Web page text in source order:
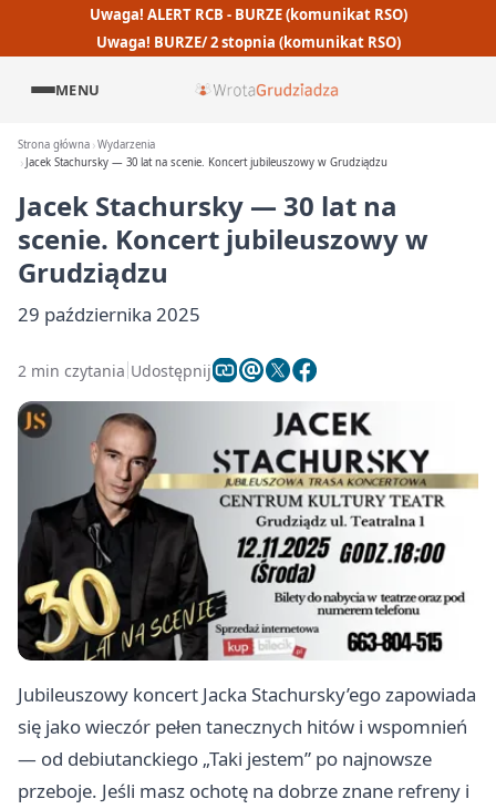
Uwaga! ALERT RCB - BURZE (komunikat RSO)
Uwaga! BURZE/ 2 stopnia (komunikat RSO)
MENU
Strona główna Wydarzenia
Jacek Stachursky — 30 lat na scenie. Koncert jubileuszowy w Grudziądzu
Jacek Stachursky — 30 lat na
scenie. Koncert jubileuszowy w
Grudziądzu
29 października 2025
2 min czytania Udostępnij
Jubileuszowy koncert Jacka Stachursky’ego zapowiada
się jako wieczór pełen tanecznych hitów i wspomnień
— od debiutanckiego „Taki jestem” po najnowsze
przeboje. Jeśli masz ochotę na dobrze znane refreny i